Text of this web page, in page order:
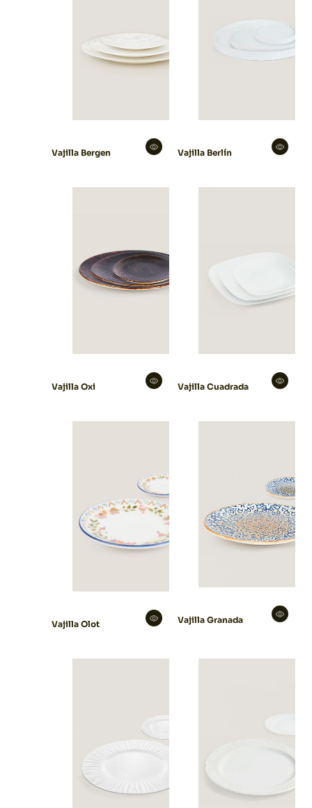
Vajilla Bergen Vajilla Berlín
Vajilla Oxi Vajilla Cuadrada
Vajilla Olot Vajilla Granada